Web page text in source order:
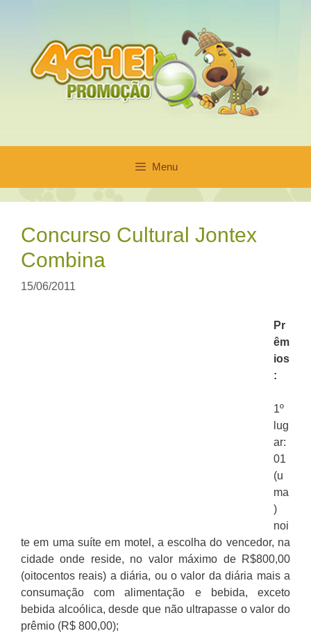
conteúdo
Menu
Concurso Cultural Jontex
Combina
15/06/2011
Pr
êm
ios
:
1º
lug
ar:
01
(u
ma
)
noi
te em uma suíte em motel, a escolha do vencedor, na
cidade onde reside, no valor máximo de R$800,00
(oitocentos reais) a diária, ou o valor da diária mais a
consumação com alimentação e bebida, exceto
bebida alcoólica, desde que não ultrapasse o valor do
prêmio (R$ 800,00);